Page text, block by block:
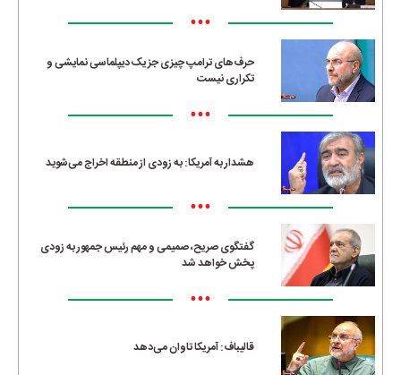
•••
حرف‌های ترامپ چیزی جز یک دیپلماسی نمایشی و
تکراری نیست
•••
هشدار به آمریکا: به زودی از منطقه اخراج می‌شوید
•••
گفتگوی صریح، صمیمی و مهم رئیس جمهور به زودی
پخش خواهد شد
•••
قالیباف: آمریکا تاوان می‌دهد